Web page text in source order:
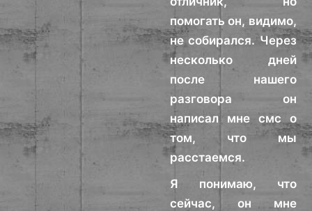
помогать он, видимо,
не собирался. Через
несколько дней
после нашего
разговора он
написал мне смс о
том, что мы
расстаемся.
Я понимаю, что
сейчас, он мне